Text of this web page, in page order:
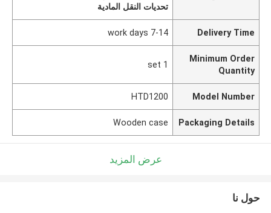
تحديات النقل المادية
Delivery Time
7-14 work days
Minimum Order
Quantity
1 set
Model Number
HTD1200
Packaging Details
Wooden case
عرض المزيد
حول نا